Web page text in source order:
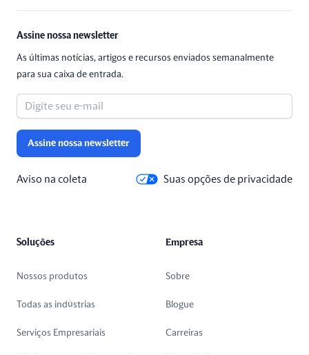
Assine nossa newsletter
As últimas notícias, artigos e recursos enviados semanalmente
para sua caixa de entrada.
Assine nossa newsletter
Aviso na coleta Suas opções de privacidade
Soluções
Nossos produtos
Todas as indústrias
Serviços Empresariais
Empresa
Sobre
Blogue
Carreiras